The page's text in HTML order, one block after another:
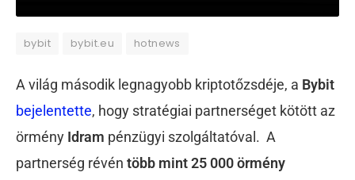
bybit bybit.eu hotnews
A világ második legnagyobb kriptotőzsdéje, a Bybit
bejelentette, hogy stratégiai partnerséget kötött az
örmény Idram pénzügyi szolgáltatóval. A
partnerség révén több mint 25 000 örmény